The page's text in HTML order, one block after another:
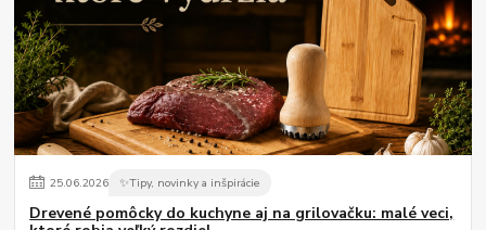
25.06.2026 ✨Tipy, novinky a inšpirácie
Drevené pomôcky do kuchyne aj na grilovačku: malé veci,